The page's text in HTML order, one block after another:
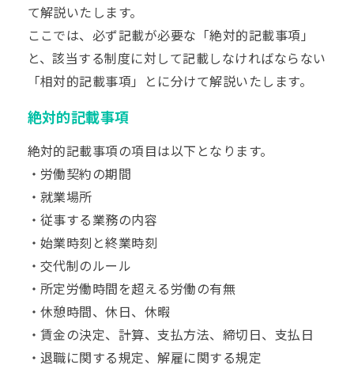
て解説いたします。
ここでは、必ず記載が必要な「絶対的記載事項」
と、該当する制度に対して記載しなければならない
「相対的記載事項」とに分けて解説いたします。
絶対的記載事項
絶対的記載事項の項目は以下となります。
・労働契約の期間
・就業場所
・従事する業務の内容
・始業時刻と終業時刻
・交代制のルール
・所定労働時間を超える労働の有無
・休憩時間、休日、休暇
・賃金の決定、計算、支払方法、締切日、支払日
・退職に関する規定、解雇に関する規定